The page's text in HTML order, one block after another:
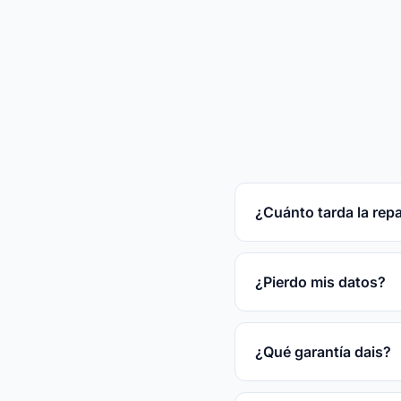
¿Cuánto tarda la
Reparaciones
tras el diagnóstico
¿Pierdo mis datos?
En la mayoría de las
disco.
¿Qué garantía dais?
3 meses por escrito